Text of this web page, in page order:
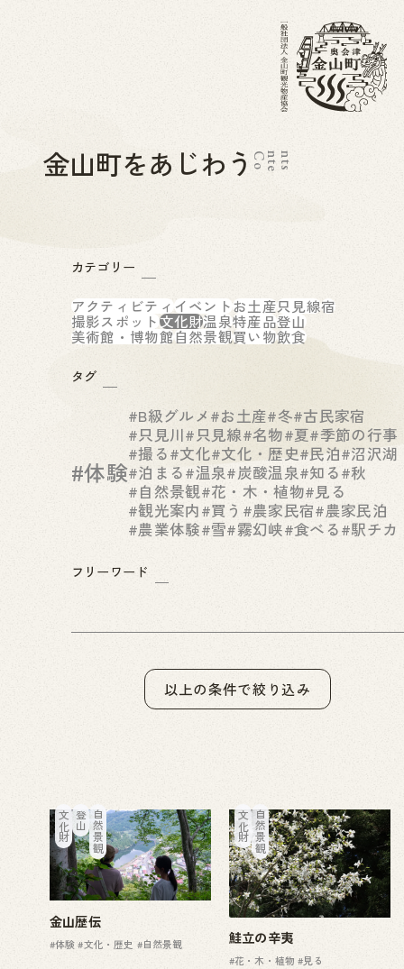
金山町をあじわうC
o
n
t
e
n
t s
カテゴリー
アクティビティイベントお土産只見線宿
撮影スポット文化財温泉特産品登山
美術館・博物館自然景観買い物飲食
タグ
#体験
#B級グルメ #お土産#冬#古民家宿
#只見川#只見線#名物#夏#季節の行事
#撮る#文化#文化・歴史#民泊#沼沢湖
#泊まる#温泉#炭酸温泉#知る#秋
#自然景観#花・木・植物#見る
#観光案内#買う #農家民宿#農家民泊
#農業体験#雪#霧幻峡#食べる#駅チカ
フリーワード
以上の条件で絞り込み
金山歴伝
文化財 登山 自然景観
#体験 #文化・歴史 #自然景観 鮭立の辛夷
文化財自然景観
#花・木・植物 #見る